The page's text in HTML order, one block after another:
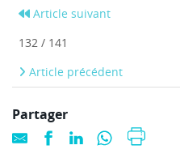
Article suivant
132 / 141
Article précédent
Partager